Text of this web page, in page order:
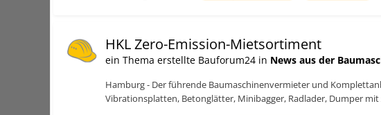
HKL Zero-Emission-Mietsortiment
ein Thema erstellte Bauforum24 in News aus der
Hamburg - Der führende Baumaschinenvermieter und
Vibrationsplatten, Betonglätter, Minibagger, Radlader, Dumper